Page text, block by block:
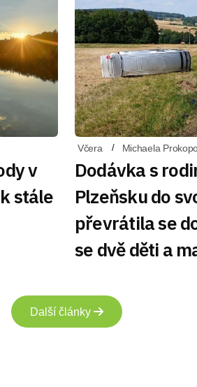
v
stále
Včera Michaela
Dodávka s
Plzeňsku do
převrátila se
se dvě děti a
Další články